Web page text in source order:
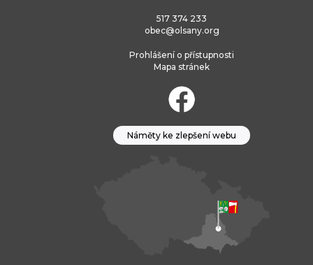
517 374 233
obec@olsany.org
Prohlášení o přístupnosti
Mapa stránek
Náměty ke zlepšení webu